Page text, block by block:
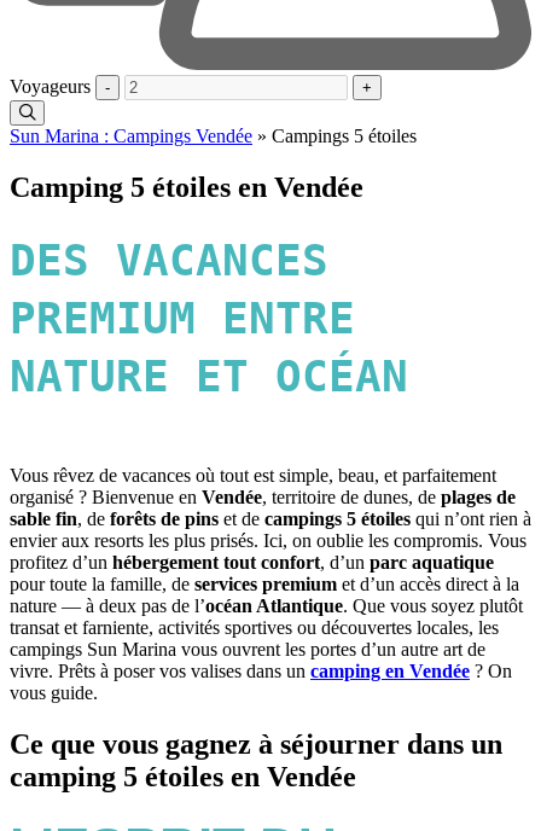
Voyageurs - +
Sun Marina : Campings Vendée » Campings 5 étoiles
Camping 5 étoiles en Vendée
DES VACANCES
PREMIUM ENTRE
NATURE ET OCÉAN
Vous rêvez de vacances où tout est simple, beau, et parfaitement
organisé ? Bienvenue en Vendée, territoire de dunes, de plages de
sable fin, de forêts de pins et de campings 5 étoiles qui n’ont rien à
envier aux resorts les plus prisés. Ici, on oublie les compromis. Vous
profitez d’un hébergement tout confort, d’un parc aquatique
pour toute la famille, de services premium et d’un accès direct à la
nature — à deux pas de l’océan Atlantique. Que vous soyez plutôt
transat et farniente, activités sportives ou découvertes locales, les
campings Sun Marina vous ouvrent les portes d’un autre art de
vivre. Prêts à poser vos valises dans un camping en Vendée ? On
vous guide.
Ce que vous gagnez à séjourner dans un
camping 5 étoiles en Vendée